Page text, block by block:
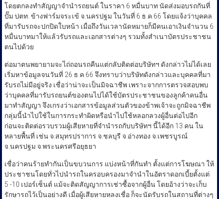
โดยตกลงทำสัญญาจำนำรถยนต์ ในราคา 6 หมื่นบาท นัดส่งมอบรถกันที่
ปั๊ม ปตท. ข้างฟาร์มจระเข้ จ.นครปฐม ในวันที่ 6 ธ.ค.66 โดยแจ้งว่าบุคคล
ที่มารับรถจะปกปิดใบหน้า เมื่อถึงวันเวลานัดหมายก็มีคนเอาเงินจำนวน 6
หมื่นบาทมาให้แล้วรับรถและเอกสารต่างๆ รวมทั้งสำเนาบัตรประชาชน
ตนไปด้วย
ต่อมาตนพยายามจะไถ่ถอนรถคืนแต่กลับติดต่อบริษัทฯ ดังกล่าวไม่ได้เลย
เริ่มหาข้อมูลจนวันที่ 26 ธ.ค.66 จึงทราบว่าบริษัทดังกล่าวและบุคคลที่มา
รับรถไม่มีอยู่จริง เชื่อว่าน่าจะเป็นมิจฉาชีพ เพราะจากการตรวจสอบพบ
ว่าบุคคลที่มารับรถยนต์ของตนไปได้ใช้บัตรประชาชนของลูกค้าคนอื่น
มาทำสัญญา จึงเกรงว่าเอกสารข้อมูลส่วนตัวของข้าพเจ้าจะถูกมิจฉาชีพ
กลุ่มนี้นำไปใช้ในการกระทำผิดหรือนำไปใช้หลอกลวงผู้อื่นต่อไปอีก
ก่อนจะติดต่อรวบรวมผู้เสียหายที่จำนำรถกับบริษัทฯ นี้ได้อีก 13 คน ใน
หลายพื้นที่ เช่น จ.สมุทรปราการ จ.ชลบุรี จ.อ่างทอง จ.เพชรบูรณ์
จ.นครปฐม จ.พระนครศรีอยุธยา
เชื่อว่าคนร้ายทำกันเป็นขบวนการ แบ่งหน้าที่กันทำ ตั้งแต่การโฆษณา ให้
ประชาชนโดยทั่วไปนำรถในครอบครองมาจำนำในอัตราดอกเบี้ยตั้งแต่
5 -10 เปอร์เซ็นต์ แม้จะติดสัญญาการเช่าซื้อจากผู้อื่น โดยอ้างว่าจะเก็บ
รักษารถไว้เป็นอย่างดี เมื่อผู้เสียหายหลงเชื่อ ก็จะนัดรับรถในสถานที่ต่างๆ